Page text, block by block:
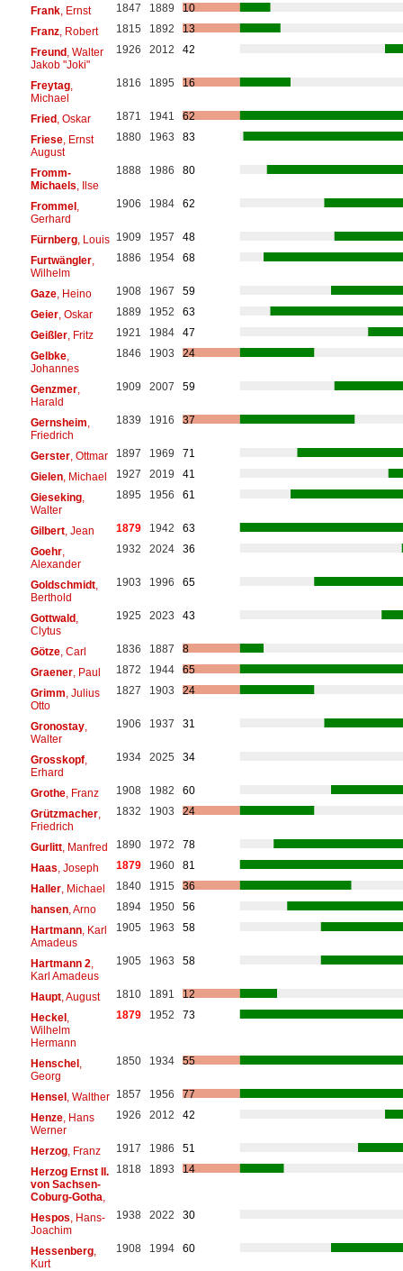
Frank, Ernst 1847 1889
10
Franz, Robert 1815 1892
13
Freund, Walter
Jakob "Joki"
1926 2012 42
Freytag,
Michael
1816 1895 16
Fried, Oskar 1871 1941
62
Friese, Ernst
August
1880 1963 83
Fromm-
Michaels , Ilse
1888 1986 80
Frommel,
Gerhard
1906 1984 62
Fürnberg, Louis 1909 1957
48
Furtwängler,
Wilhelm
1886 1954 68
Gaze, Heino 1908 1967
59
Geier, Oskar 1889 1952
63
Geißler, Fritz 1921 1984
47
Gelbke,
Johannes
1846 1903 24
Genzmer,
Harald
1909 2007 59
Gernsheim
Friedrich
1839 1916 37
Gerster, Ottmar 1897 1969
71
Gielen, Michael 1927 2019
41
Gieseking,
Walter
1895 1956 61
Gilbert, Jean 1879 1942
63
Goehr,
Alexander
1932 2024 36
Goldschmidt,
Berthold
1903 1996 65
Gottwald,
Clytus
1925 2023 43
Götze, Carl 1836 1887
8
Graener, Paul 1872 1944
65
Grimm , Julius
Otto
1827 1903 24
Gronostay,
Walter
1906 1937 31
Grosskopf,
Erhard
1934 2025 34
Grothe, Franz 1908 1982
60
Grützmacher,
Friedrich
1832 1903 24
Gurlitt, Manfred 1890 1972
78
Haas , Joseph 1879 1960
81
Haller, Michael 1840 1915
36
hansen, Arno 1894 1950
56
Hartmann, Karl
Amadeus
1905 1963 58
Hartmann 2
Karl Amadeus
1905 1963 58
Haupt, August 1810 1891
12
Heckel,
Wilhelm
Hermann
1879 1952 73
Henschel,
Georg
1850 1934 55
Hensel, Walther 1857 1956
77
Henze, Hans
Werner
1926 2012 42
Herzog, Franz 1917 1986
51
Herzog Ernst II.
von Sachsen-
Coburg-Gotha
1818 1893 14
Hespos , Hans-
Joachim
1938 2022 30
Hessenberg,
Kurt
1908 1994 60